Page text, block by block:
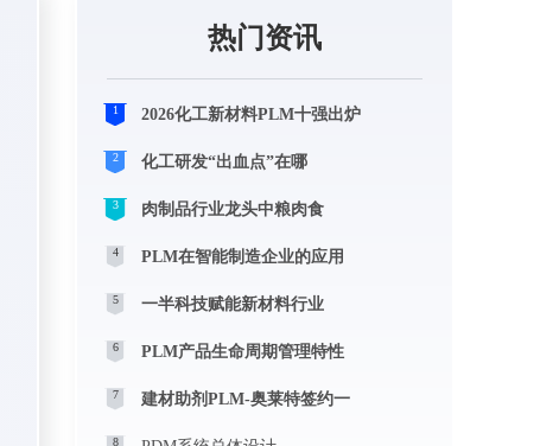
热门资讯
1 2026化工新材料PLM十强出炉
2 化工研发“出血点”在哪
3 肉制品行业龙头中粮肉食
4 PLM在智能制造企业的应用
5 一半科技赋能新材料行业
6 PLM产品生命周期管理特性
7 建材助剂PLM-奥莱特签约一
8